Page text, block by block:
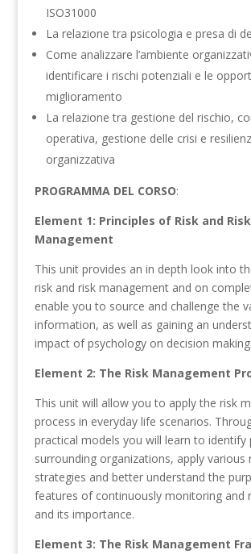
ISO31000
La relazione tra psicologia e presa di
Come analizzare l’ambiente
identificare i rischi potenziali e le
miglioramento
La relazione tra gestione del rischio,
operativa, gestione delle crisi e
organizzativa
PROGRAMMA DEL CORSO:
Element 1: Principles of Risk and Risk
Management
This unit provides an in depth look into
risk and risk management and on
enable you to source and challenge the
information, as well as gaining an
impact of psychology on decision making.
Element 2: The Risk Management
This unit will allow you to apply the risk
process in everyday life scenarios.
practical models you will learn to identify
surrounding organizations, apply various
strategies and better understand the
features of continuously monitoring and
and its importance.
Element 3: The Risk Management